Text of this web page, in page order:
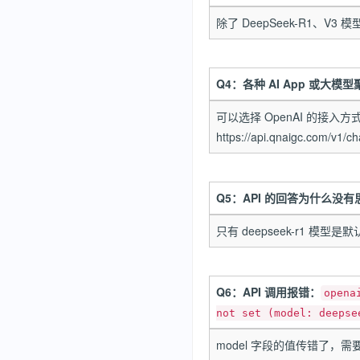
除了 DeepSeek-R1、V3 模
Q4：各种 AI App 或大模型
可以选择 OpenAI 的接入方
https://api.qnaigc.com/v1/
Q5：API 的回答为什么没有
只有 deepseek-r1 模型是
Q6：API 调用报错：
not set (model:
model 字段的值传错了，需